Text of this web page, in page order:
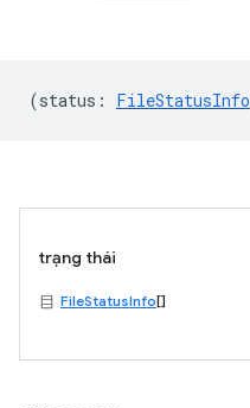
(status : FileStatusInfo
trạng thái
FileStatusInfo[]